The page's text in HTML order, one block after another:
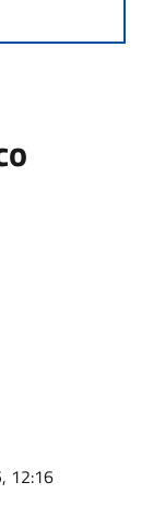
12:16